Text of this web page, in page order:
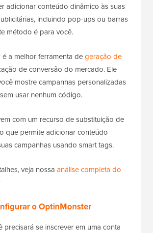
adicionar conteúdo dinâmico às suas
incluindo pop-ups ou barras
método é para você.
é a melhor ferramenta degeração de
de conversão do mercado. Ele
mostre campanhas personalizadas
usar nenhum código.
com um recurso de substituição de
que permite adicionar conteúdo
campanhas usando smart tags.
veja nossa análise completa do
o OptinMonster
precisará se inscrever em uma conta